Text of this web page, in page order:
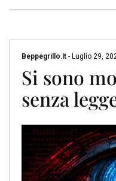
Beppegrillo.it - Luglio 29,
Si sono
senza